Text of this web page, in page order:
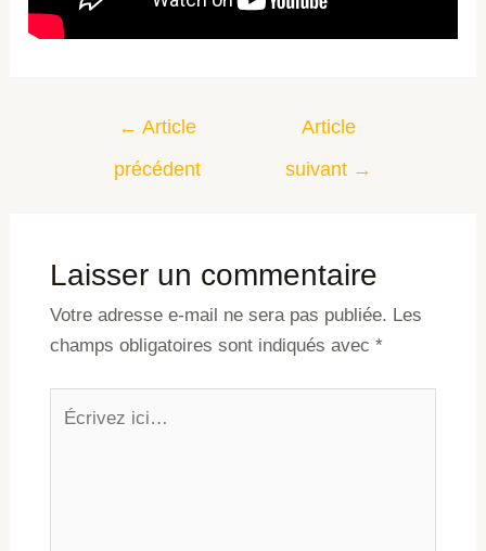
← Article
précédent
Article
suivant →
Laisser un commentaire
Votre adresse e-mail ne sera pas publiée. Les
champs obligatoires sont indiqués avec *